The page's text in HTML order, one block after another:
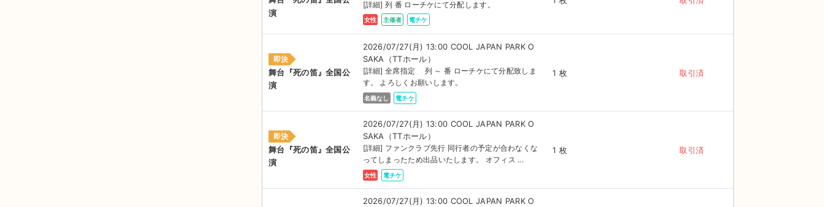
演
[詳細] 列 番 ローチケにて分配します。
女性 主催者 電チケ
即決
舞台『死の笛』全国公
演
2026/07/27(月) 13:00 COOL JAPAN PARK O
SAKA（TTホール）
[詳細] 全席指定 列 ～ 番 ローチケにて分配致しま
す。 よろしくお願いします。
名義なし 電チケ
1 枚 取引済
即決
舞台『死の笛』全国公
演
2026/07/27(月) 13:00 COOL JAPAN PARK O
SAKA（TTホール）
[詳細] ファンクラブ先行 同行者の予定が合わなくな
ってしまったため出品いたします。 オフィス ...
女性 電チケ
1 枚 取引済
2026/07/27(月) 13:00 COOL JAPAN PARK O